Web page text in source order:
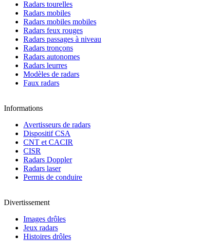
Radars tourelles
Radars mobiles
Radars mobiles mobiles
Radars feux rouges
Radars passages à niveau
Radars tronçons
Radars autonomes
Radars leurres
Modèles de radars
Faux radars
Informations
Avertisseurs de radars
Dispositif CSA
CNT et CACIR
CISR
Radars Doppler
Radars laser
Permis de conduire
Divertissement
Images drôles
Jeux radars
Histoires drôles